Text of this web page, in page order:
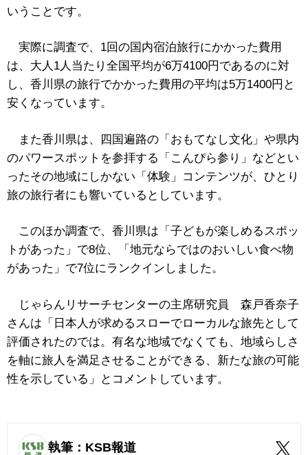
いうことです。
実際に調査で、1回の国内宿泊旅行にかかった費用
は、大人1人当たり全国平均が6万4100円であるのに対
し、香川県の旅行でかかった費用の平均は5万1400円と
安くなっています。
また香川県は、四国遍路の「おもてなし文化」や県内
のパワースポットを参拝する「こんぴら参り」などとい
ったその地域にしかない「体験」コンテンツが、ひとり
旅の旅行者にも響いているとしています。
このほか調査で、香川県は「子どもが楽しめるスポッ
トがあった」で8位、「地元ならではのおいしい食べ物
があった」で7位にランクインしました。
じゃらんリサーチセンターの主席研究員 森戸香奈子
さんは「日本人が求めるスローでローカルな旅先として
評価されたのでは。有名な地域でなくても、地域らしさ
を軸に旅人を満足させることができる、新たな旅の可能
性を示している」とコメントしています。
執筆：KSB報道